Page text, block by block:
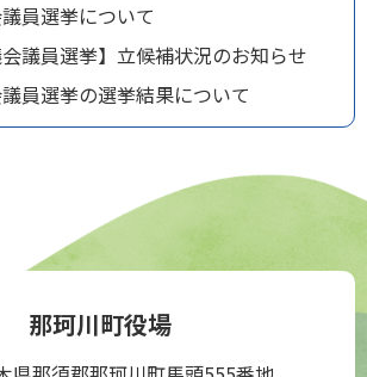
員選挙について
会議員選挙】立候補状況のお知らせ
員選挙の選挙結果について
那珂川町役場